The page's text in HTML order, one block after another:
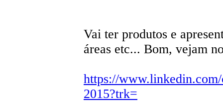
Vai ter produtos e
áreas etc... Bom, vejam
https://
2015?trk=